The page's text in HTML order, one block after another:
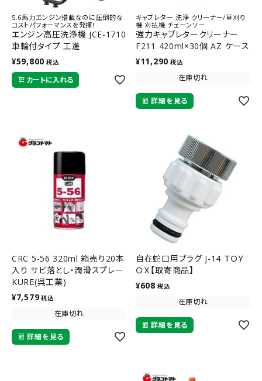
5.6馬力エンジン搭載なのに圧倒的な
コストパフォーマンスを発揮!
エンジン高圧洗浄機 JCE-1710
車輪付タイプ 工進
¥59,800 税込
カートに入れる
キャブレター 洗浄 クリーナー/草刈り
機 刈払機 チェーンソー
強力キャブレタークリーナー
F211 420ml×30個 AZ ケース
販売
¥11,290 税込
在庫切れ
詳細を見る
CRC 5-56 320ml 箱売り20本
入り サビ落とし・潤滑スプレー
KURE(呉工業)
¥7,579 税込
在庫切れ
詳細を見る
自在蛇口用プラグ J-14 ＴＯＹ
ＯＸ【取寄商品】
¥608 税込
在庫切れ
詳細を見る